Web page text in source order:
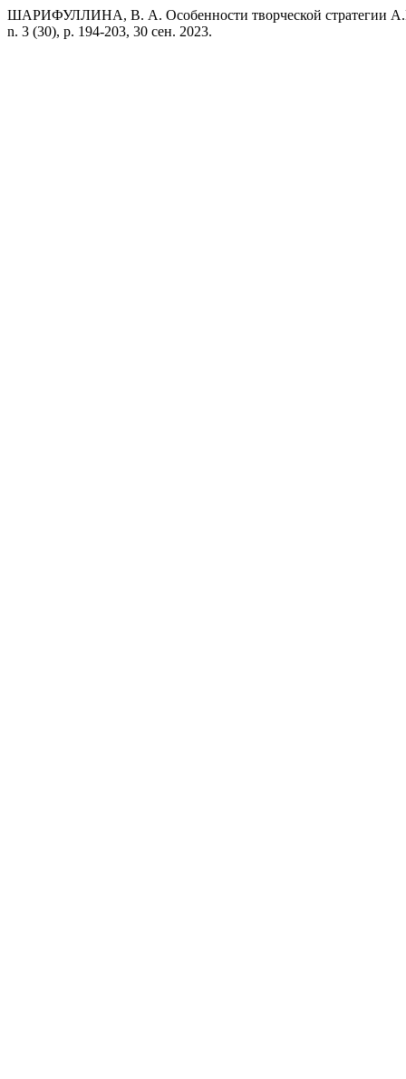
ШАРИФУЛЛИНА, В. А. Особенности творческой стратегии
n. 3 (30), p. 194-203, 30 сен. 2023.